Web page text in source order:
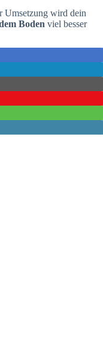
Umsetzung wird dein
Boden viel besser